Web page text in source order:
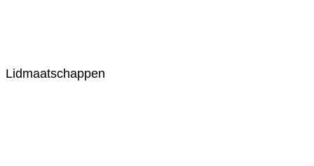
Lidmaatschappen